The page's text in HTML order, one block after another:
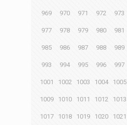
969 970 971 972 973
977 978 979 980 981
985 986 987 988 989
993 994 995 996 997
1001 1002 1003 1004 1005
1009 1010 1011 1012 1013
1017 1018 1019 1020 1021